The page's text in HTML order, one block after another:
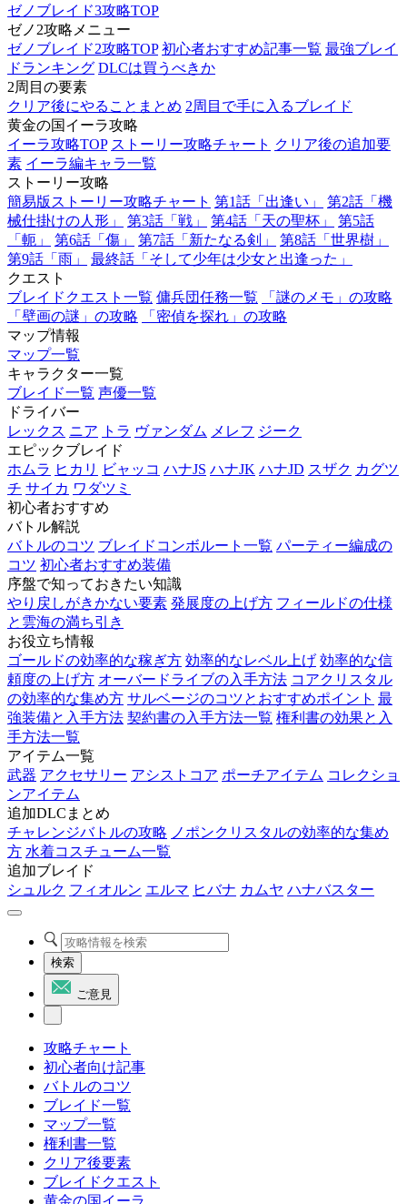
ゼノブレイド3攻略TOP
ゼノ2攻略メニュー
ゼノブレイド2攻略TOP 初心者おすすめ記事一覧 最強ブレイ
ドランキング DLCは買うべきか
2周目の要素
クリア後にやることまとめ 2周目で手に入るブレイド
黄金の国イーラ攻略
イーラ攻略TOP ストーリー攻略チャート クリア後の追加要
素 イーラ編キャラ一覧
ストーリー攻略
簡易版ストーリー攻略チャート 第1話「出逢い」
第2話「機
械仕掛けの人形」
第3話「戦」 第4話「天の聖杯」
第5話
「軛」
第6話「傷」 第7話「新たなる剣」
第8話「世界樹」
第9話「雨」
最終話「そして少年は少女と出逢った」
クエスト
ブレイドクエスト一覧 傭兵団任務一覧
「謎のメモ」の攻略
「壁画の謎」の攻略
「密偵を探れ」の攻略
マップ情報
マップ一覧
キャラクター一覧
ブレイド一覧 声優一覧
ドライバー
レックス ニア トラ ヴァンダム メレフ ジーク
エピックブレイド
ホムラ ヒカリ ビャッコ ハナJS ハナJK ハナJD スザク カグツ
チ サイカ ワダツミ
初心者おすすめ
バトル解説
バトルのコツ ブレイドコンボルート一覧 パーティー編成の
コツ 初心者おすすめ装備
序盤で知っておきたい知識
やり戻しがきかない要素 発展度の上げ方 フィールドの仕様
と雲海の満ち引き
お役立ち情報
ゴールドの効率的な稼ぎ方 効率的なレベル上げ 効率的な信
頼度の上げ方 オーバードライブの入手方法 コアクリスタル
の効率的な集め方 サルベージのコツとおすすめポイント 最
強装備と入手方法 契約書の入手方法一覧 権利書の効果と入
手方法一覧
アイテム一覧
武器 アクセサリー アシストコア ポーチアイテム コレクショ
ンアイテム
追加DLCまとめ
チャレンジバトルの攻略 ノポンクリスタルの効率的な集め
方 水着コスチューム一覧
追加ブレイド
シュルク フィオルン エルマ ヒバナ カムヤ ハナバスター
検索
ご意見
攻略チャート
初心者向け記事
バトルのコツ
ブレイド一覧
マップ一覧
権利書一覧
クリア後要素
ブレイドクエスト
黄金の国イーラ